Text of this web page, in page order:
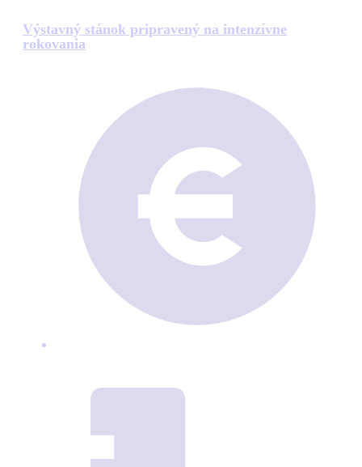
Výstavný stánok pripravený na intenzívne
rokovania